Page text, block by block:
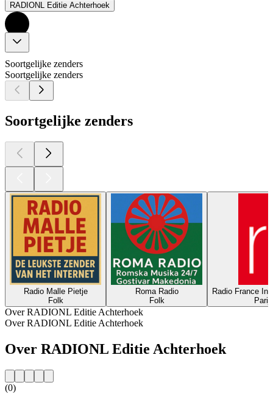
RADIONL Editie Achterhoek
Soortgelijke zenders
Soortgelijke zenders
Soortgelijke zenders
Radio Malle Pietje
Folk
Roma Radio
Folk
Radio France
Over RADIONL Editie Achterhoek
Over RADIONL Editie Achterhoek
Over RADIONL Editie Achterhoek
(0)